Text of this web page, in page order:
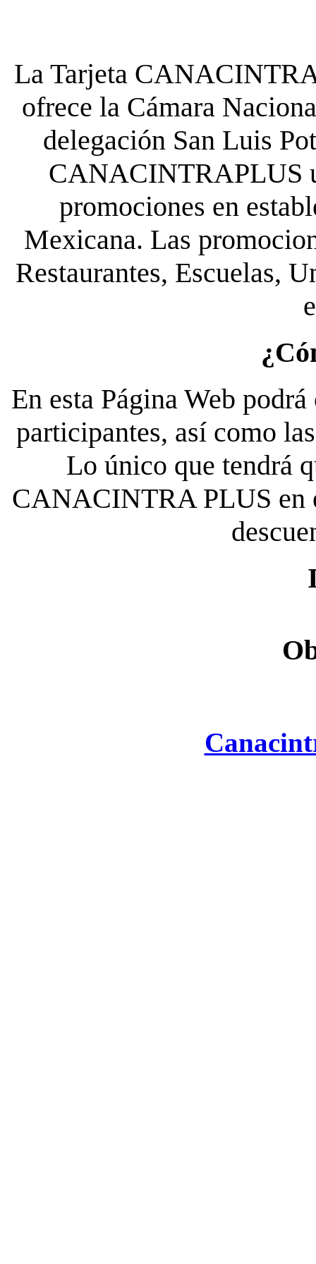
La Tarjeta
ofrece la Cámara
delegación San Luis
CANACINTRAPLUS
promociones en
Mexicana. Las
Restaurantes, Escuelas,
En esta Página Web
participantes, así como
Lo único que tendrá
CANACINTRA PLUS en